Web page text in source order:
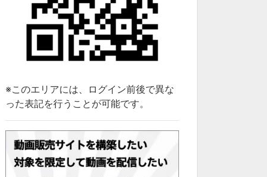
※このエリアには、ログイン前後で異な
った表記を行うことが可能です。